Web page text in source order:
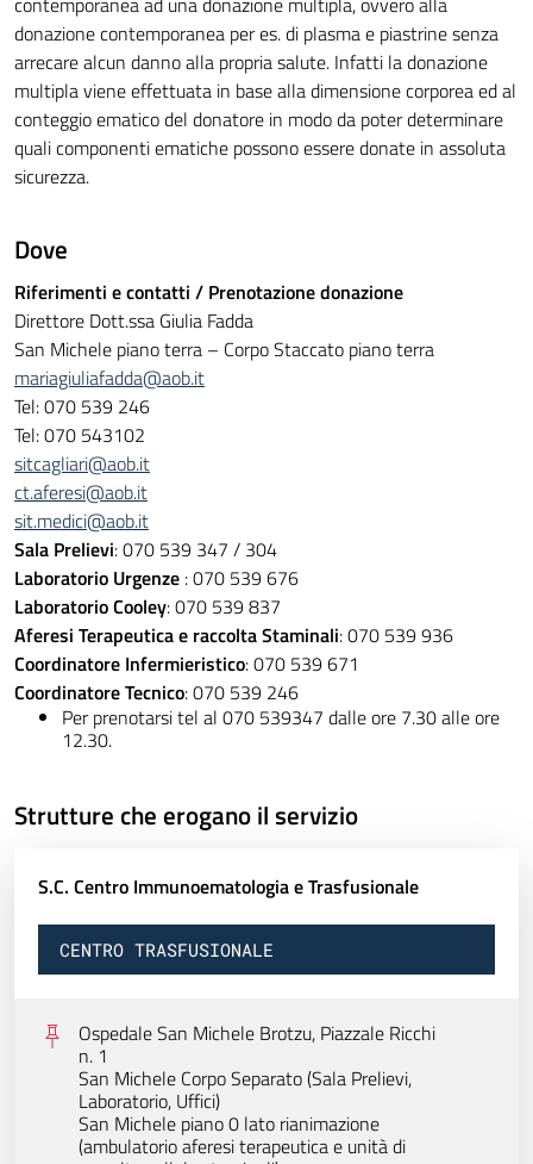
donazione contemporanea per es. di plasma e piastrine senza
arrecare alcun danno alla propria salute. Infatti la donazione
multipla viene effettuata in base alla dimensione corporea ed al
conteggio ematico del donatore in modo da poter determinare
quali componenti ematiche possono essere donate in assoluta
sicurezza.
Dove
Riferimenti e contatti / Prenotazione donazione
Direttore Dott.ssa Giulia Fadda
San Michele piano terra – Corpo Staccato piano terra
mariagiuliafadda@aob.it
Tel: 070 539 246
Tel: 070 543102
sitcagliari@aob.it
ct.aferesi@aob.it
sit.medici@aob.it
Sala Prelievi: 070 539 347 / 304
Laboratorio Urgenze : 070 539 676
Laboratorio Cooley: 070 539 837
Aferesi Terapeutica e raccolta Staminali: 070 539 936
Coordinatore Infermieristico: 070 539 671
Coordinatore Tecnico: 070 539 246
Per prenotarsi tel al 070 539347 dalle ore 7.30 alle ore
12.30.
Strutture che erogano il servizio
S.C. Centro Immunoematologia e Trasfusionale
CENTRO TRASFUSIONALE
Ospedale San Michele Brotzu, Piazzale Ricchi
n. 1
San Michele Corpo Separato (Sala Prelievi,
Laboratorio, Uffici)
San Michele piano 0 lato rianimazione
(ambulatorio aferesi terapeutica e unità di